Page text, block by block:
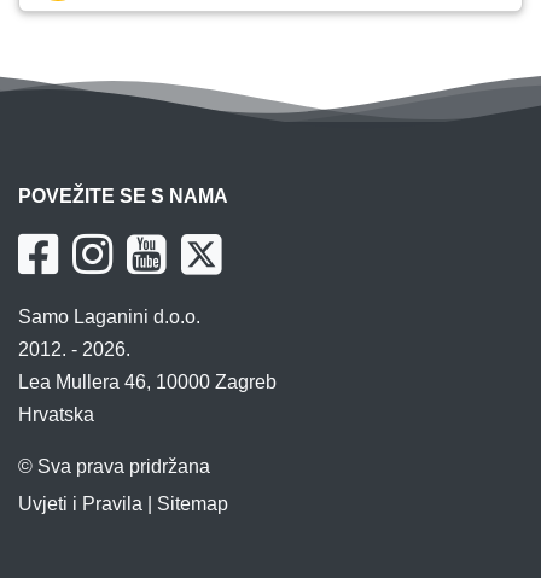
POVEŽITE SE S NAMA
Samo Laganini d.o.o.
2012. - 2026.
Lea Mullera 46, 10000 Zagreb
Hrvatska
© Sva prava pridržana
Uvjeti i Pravila
Sitemap